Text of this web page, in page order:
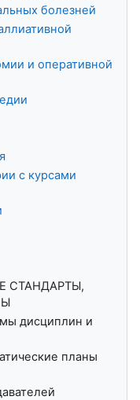
болезней
и оперативной
с курсами
СТАНДАРТЫ,
дисциплин и
планы